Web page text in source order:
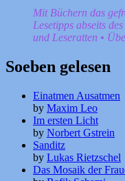
Mit Büchern das
Lesetipps abseits
und Leseratten •
Soeben gelesen
Einatmen Ausatmen
by Maxim Leo
Im ersten Licht
by Norbert Gstrein
Sanditz
by Lukas Rietzschel
Das Mosaik der